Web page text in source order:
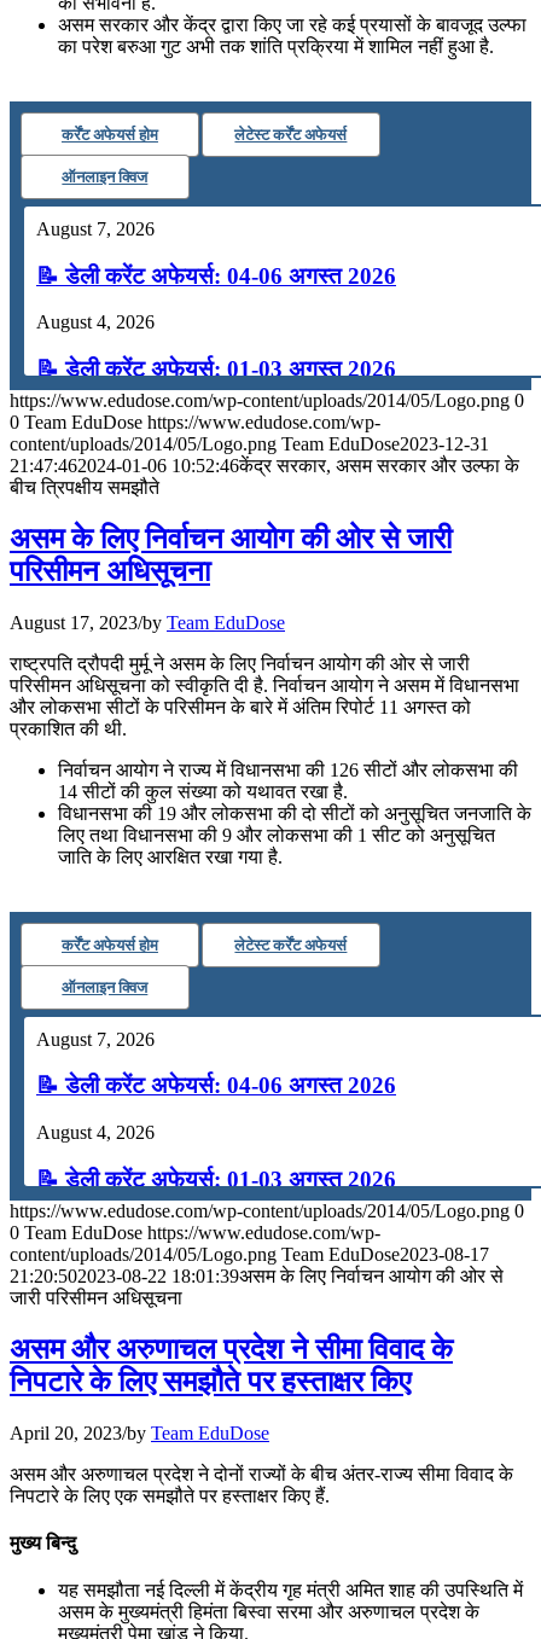
असम सरकार और केंद्र द्वारा किए जा रहे कई प्रयासों के बावजूद उल्फा
का परेश बरुआ गुट अभी तक शांति प्रक्रिया में शामिल नहीं हुआ है.
कर्रेंट अफेयर्स होम लेटेस्ट कर्रेंट अफेयर्स
ऑनलाइन क्विज
August 7, 2026
📝 डेली करेंट अफेयर्स: 04-06 अगस्त 2026
August 4, 2026
📝 डेली करेंट अफेयर्स: 01-03 अगस्त 2026
July 31, 2026
📝 डेली करेंट अफेयर्स: 28-31 जुलाई 2026
📝 डेली करेंट अफेयर्स: 25-27 जुलाई 2026
📝 डेली करेंट अफेयर्स: 22-24 जुलाई 2026
July 22, 2026
📝 डेली करेंट अफेयर्स: 19-21 जुलाई 2026
July 19, 2026
📝 डेली करेंट अफेयर्स: 16-18 जुलाई 2026
https://www.edudose.com/wp-content/uploads/2014/05/Logo.png 0
0 Team EduDose https://www.edudose.com/wp-
content/uploads/2014/05/Logo.png Team EduDose2023-12-31
21:47:462024-01-06 10:52:46केंद्र सरकार, असम सरकार और उल्‍फा के
बीच त्रिपक्षीय समझौते
असम के लिए निर्वाचन आयोग की ओर से जारी
परिसीमन अधिसूचना
August 17, 2023/by Team EduDose
राष्ट्रपति द्रौपदी मुर्मू ने असम के लिए निर्वाचन आयोग की ओर से जारी
परिसीमन अधिसूचना को स्वीकृति दी है. निर्वाचन आयोग ने असम में विधानसभा
और लोकसभा सीटों के परिसीमन के बारे में अंतिम रिपोर्ट 11 अगस्‍त को
प्रकाशित की थी.
निर्वाचन आयोग ने राज्‍य में विधानसभा की 126 सीटों और लोकसभा की
14 सीटों की कुल संख्‍या को यथावत रखा है.
विधानसभा की 19 और लोकसभा की दो सीटों को अनुसूचित जनजाति के
लिए तथा विधानसभा की 9 और लोकसभा की 1 सीट को अनुसूचित
जाति के लिए आरक्षित रखा गया है.
कर्रेंट अफेयर्स होम लेटेस्ट कर्रेंट अफेयर्स
ऑनलाइन क्विज
August 7, 2026
📝 डेली करेंट अफेयर्स: 04-06 अगस्त 2026
August 4, 2026
📝 डेली करेंट अफेयर्स: 01-03 अगस्त 2026
July 31, 2026
📝 डेली करेंट अफेयर्स: 28-31 जुलाई 2026
📝 डेली करेंट अफेयर्स: 25-27 जुलाई 2026
📝 डेली करेंट अफेयर्स: 22-24 जुलाई 2026
July 22, 2026
📝 डेली करेंट अफेयर्स: 19-21 जुलाई 2026
July 19, 2026
https://www.edudose.com/wp-content/uploads/2014/05/Logo.png 0
0 Team EduDose https://www.edudose.com/wp-
content/uploads/2014/05/Logo.png Team EduDose2023-08-17
21:20:502023-08-22 18:01:39असम के लिए निर्वाचन आयोग की ओर से
जारी परिसीमन अधिसूचना
असम और अरुणाचल प्रदेश ने सीमा विवाद के
निपटारे के लिए समझौते पर हस्ताक्षर किए
April 20, 2023/by Team EduDose
असम और अरुणाचल प्रदेश ने दोनों राज्यों के बीच अंतर-राज्य सीमा विवाद के
निपटारे के लिए एक समझौते पर हस्ताक्षर किए हैं.
मुख्य बिन्दु
यह समझौता नई दिल्ली में केंद्रीय गृह मंत्री अमित शाह की उपस्थिति में
असम के मुख्यमंत्री हिमंता बिस्वा सरमा और अरुणाचल प्रदेश के
मुख्यमंत्री पेमा खांडू ने किया.